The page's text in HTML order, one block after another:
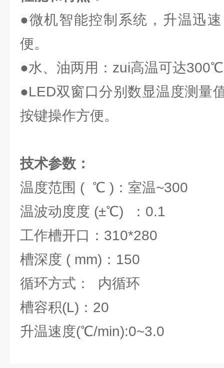
●微机智能控制系统，升温迅
便。
●水、油两用：zui高温可达
●LED双窗口分别数显温度测量
按键操作方便。
技术参数：
温度范围 ( ℃ )：室温~300
温波动度度 (±℃) ：0.1
工作槽开口：310*280
槽深度 ( mm)：150
循环方式： 内循环
槽容积(L)：20
升温速度(℃/min):0~3.0